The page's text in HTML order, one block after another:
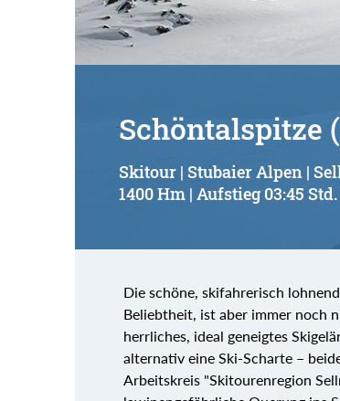
Schöntalspitze
Skitour | Stubaier Alpen |
1400 Hm | Aufstieg 03:45
Die schöne, skifahrerisch
Beliebtheit, ist aber immer noch
herrliches, ideal geneigtes
alternativ eine Ski-Scharte –
Arbeitskreis "Skitourenregion